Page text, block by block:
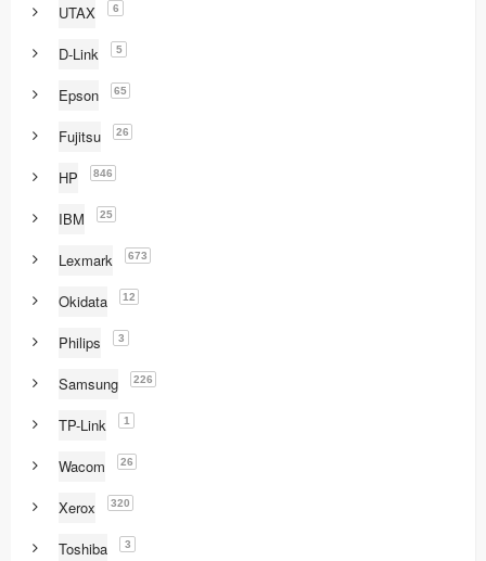
UTAX 6
D-Link 5
Epson 65
Fujitsu 26
HP 846
IBM 25
Lexmark 673
Okidata 12
Philips 3
Samsung 226
TP-Link 1
Wacom 26
Xerox 320
Toshiba 3